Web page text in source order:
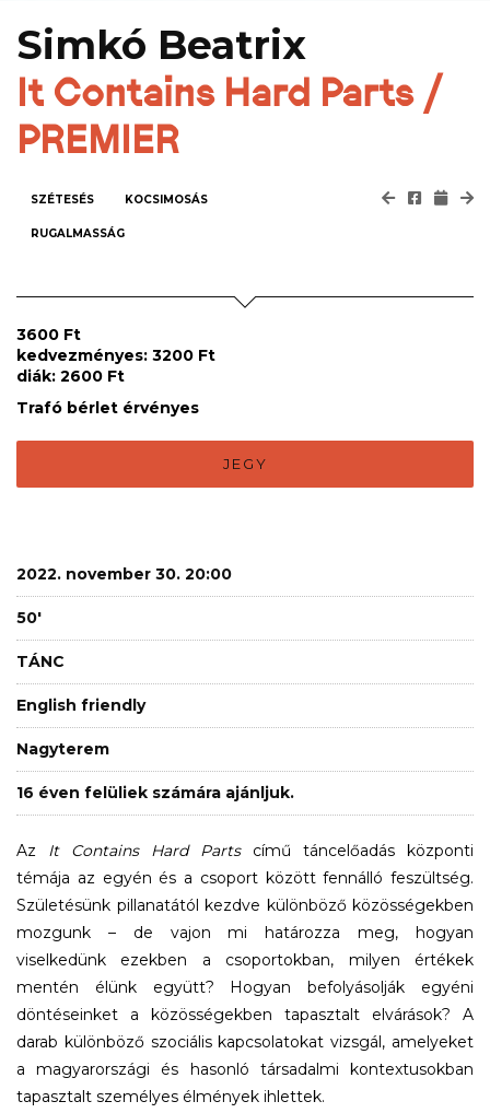
Simkó Beatrix
It Contains Hard Parts /
PREMIER
SZÉTESÉS KOCSIMOSÁS
RUGALMASSÁG
3600 Ft
kedvezményes: 3200 Ft
diák: 2600 Ft
Trafó bérlet érvényes
JEGY
2022. november 30. 20:00
50'
TÁNC
English friendly
Nagyterem
16 éven felüliek számára ajánljuk.
Az It Contains Hard Partscímű táncelőadás központi
témája az egyén és a csoport között fennálló feszültség.
Születésünk pillanatától kezdve különböző közösségekben
mozgunk – de vajon mi határozza meg, hogyan
viselkedünk ezekben a csoportokban, milyen értékek
mentén élünk együtt? Hogyan befolyásolják egyéni
döntéseinket a közösségekben tapasztalt elvárások? A
darab különböző szociális kapcsolatokat vizsgál, amelyeket
a magyarországi és hasonló társadalmi kontextusokban
tapasztalt személyes élmények ihlettek.